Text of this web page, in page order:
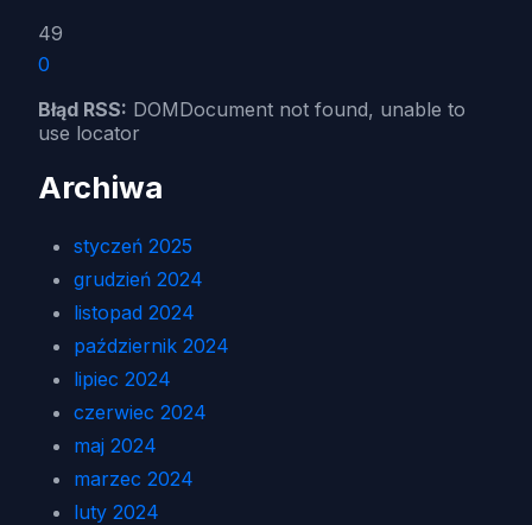
49
0
Błąd RSS: DOMDocument not found, unable to
use locator
Archiwa
styczeń 2025
grudzień 2024
listopad 2024
październik 2024
lipiec 2024
czerwiec 2024
maj 2024
marzec 2024
luty 2024